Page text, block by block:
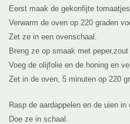
Eerst maak de gekonfijte
Verwarm de oven op 220 graden
Zet ze in een ovenschaal.
Breng ze op smaak met
Voeg de olijfolie en de honing en
Zet in de oven, 5 minuten op 220
Rasp de aardappelen en de uien
Doe ze in schaal.